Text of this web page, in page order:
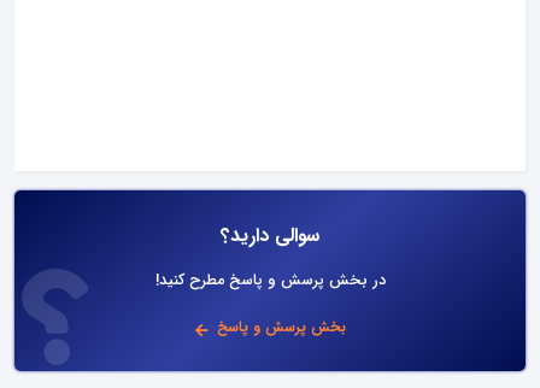
سوالی دارید؟
در بخش پرسش و پاسخ مطرح کنید!
بخش پرسش و پاسخ